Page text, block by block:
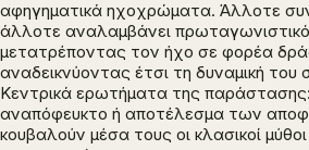
αφηγηματικά ηχοχρώματα. Άλλοτε
άλλοτε αναλαμβάνει
μετατρέποντας τον ήχο σε φορέα
αναδεικνύοντας έτσι τη δυναμική
Κεντρικά ερωτήματα της
αναπόφευκτο ή αποτέλεσμα των
κουβαλούν μέσα τους οι κλασικοί